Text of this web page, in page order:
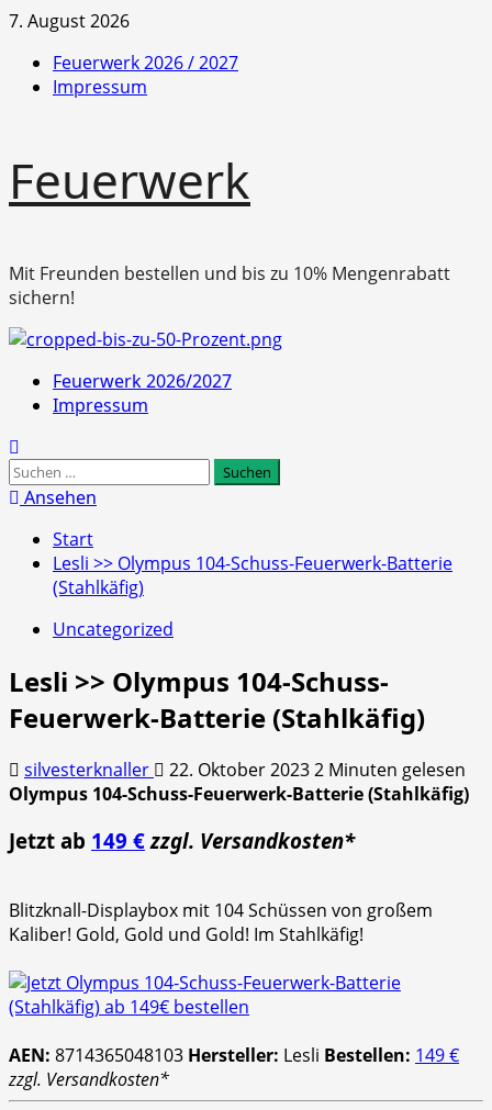
Zum
springen
7. August 2026
Feuerwerk 2026 / 2027
Impressum
Feuerwerk
Mit Freunden bestellen und bis zu 10% Mengenrabatt
sichern!
Primäres
Menü
Feuerwerk 2026/2027
Impressum
Suchen
nach:
Ansehen
Start
Lesli >> Olympus 104-Schuss-Feuerwerk-Batterie
(Stahlkäfig)
Uncategorized
Lesli >> Olympus 104-Schuss-
Feuerwerk-Batterie (Stahlkäfig)
silvesterknaller 22. Oktober 20232 Minuten gelesen
Olympus 104-Schuss-Feuerwerk-Batterie (Stahlkäfig)
Jetzt ab 149 € zzgl. Versandkosten*
Blitzknall-Displaybox mit 104 Schüssen von großem
Kaliber! Gold, Gold und Gold! Im Stahlkäfig!
AEN: 8714365048103 Hersteller: Lesli Bestellen: 149 €
zzgl. Versandkosten*